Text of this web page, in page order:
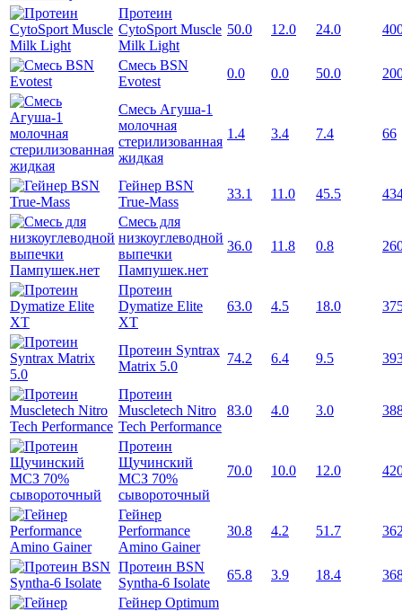
Протеин
CytoSport Muscle
Milk Light
50.0 12.0 24.0
Смесь BSN
Evotest
0.0 0.0 50.0
Смесь Агуша-1
молочная
стерилизованная
жидкая
1.4 3.4 7.4 66
Гейнер BSN
True-Mass
33.1 11.0 45.5
Смесь для
низкоуглеводной
выпечки
Пампушек.нет
36.0 11.8 0.8
Протеин
Dymatize Elite
XT
63.0 4.5 18.0
Протеин Syntrax
Matrix 5.0
74.2 6.4 9.5
Протеин
Muscletech Nitro
Tech Performance
83.0 4.0 3.0
Протеин
Щучинский
МСЗ 70%
сывороточный
70.0 10.0 12.0
Гейнер
Performance
Amino Gainer
30.8 4.2 51.7
Протеин BSN
Syntha-6 Isolate
65.8 3.9 18.4
Гейнер Optimum